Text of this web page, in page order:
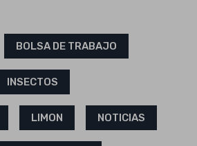
BOLSA DE TRABAJO
INSECTOS
LIMON NOTICIAS